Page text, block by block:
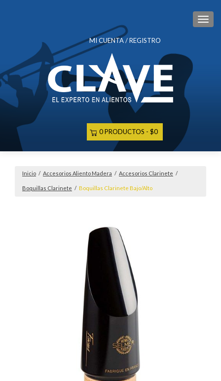
MI CUENTA / REGISTRO
0 PRODUCTOS $0
Inicio / Accesorios Aliento Madera / Accesorios Clarinete /
Boquillas Clarinete / Boquillas Clarinete Bajo/Alto